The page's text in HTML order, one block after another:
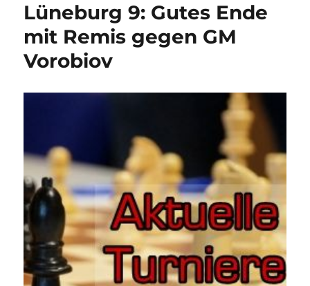
Lüneburg 9: Gutes Ende
mit Remis gegen GM
Vorobiov